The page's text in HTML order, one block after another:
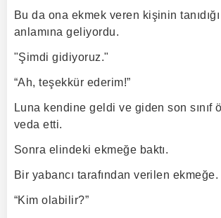
Bu da ona ekmek veren kişinin tanıdığı
anlamına geliyordu.
"Şimdi gidiyoruz."
“Ah, teşekkür ederim!”
Luna kendine geldi ve giden son sınıf
veda etti.
Sonra elindeki ekmeğe baktı.
Bir yabancı tarafından verilen ekmeğe.
“Kim olabilir?”